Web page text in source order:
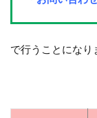
で行うことになり